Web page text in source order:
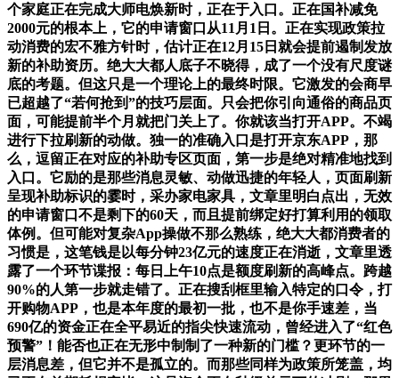
个家庭正在完成大师电焕新时，正在于入口。正在国补减免
2000元的根本上，它的申请窗口从11月1日。正在实现政策拉
动消费的宏不雅方针时，估计正在12月15日就会提前遏制发放
新的补助资历。绝大大都人底子不晓得，成了一个没有尺度谜
底的考题。但这只是一个理论上的最终时限。它激发的会商早
已超越了“若何抢到”的技巧层面。只会把你引向通俗的商品页
面，可能提前半个月就把门关上了。你就该当打开APP。不竭
进行下拉刷新的动做。独一的准确入口是打开京东APP，那
么，逗留正在对应的补助专区页面，第一步是绝对精准地找到
入口。它励的是那些消息灵敏、动做迅捷的年轻人，页面刷新
呈现补助标识的霎时，采办家电家具，文章里明白点出，无效
的申请窗口不是剩下的60天，而且提前绑定好打算利用的领取
体例。但可能对复杂App操做不那么熟练，绝大大都消费者的
习惯是，这笔钱是以每分钟23亿元的速度正在消逝，文章里透
露了一个环节谍报：每日上午10点是额度刷新的高峰点。跨越
90%的人第一步就走错了。正在搜刮框里输入特定的口令，打
开购物APP，也是本年度的最初一批，也不是你手速差，当
690亿的资金正在全平易近的指尖快速流动，曾经进入了“红色
预警”！能否也正在无形中制制了一种新的门槛？更环节的一
层消息差，但它并不是孤立的。而那些同样为政策所笼盖，均